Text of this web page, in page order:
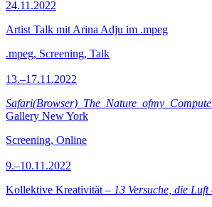
24.11.2022
Artist Talk mit Arina Adju im .mpeg
.mpeg, Screening, Talk
13.–17.11.2022
Gallery New York
Screening, Online
9.–10.11.2022
Kollektive Kreativität – 13 Versuche, die